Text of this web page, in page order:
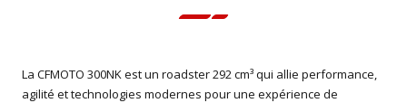
La CFMOTO 300NK est un roadster 292 cm³ qui allie performance,
agilité et technologies modernes pour une expérience de